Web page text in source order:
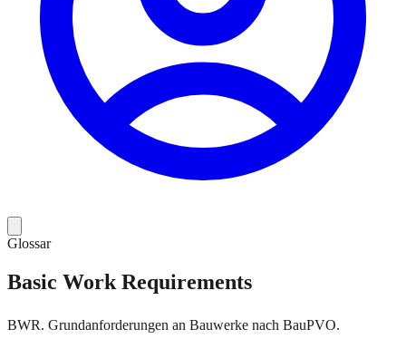
Glossar
Basic Work Requirements
BWR. Grundanforderungen an Bauwerke nach BauPVO.